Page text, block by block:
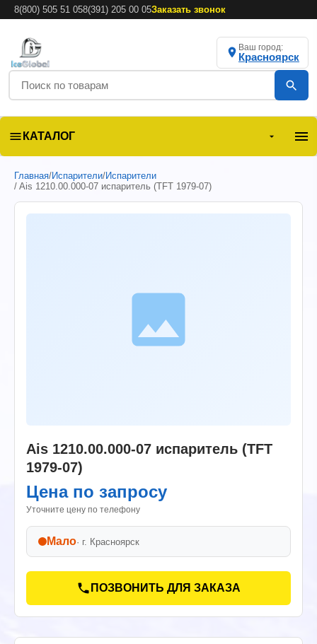
8(800) 505 51 058(391) 205 00 05Заказать звонок
Ваш город:
Красноярск
КАТАЛОГ
Главная/Испарители/Испарители
/ Ais 1210.00.000-07 испаритель (TFT 1979-07)
Ais 1210.00.000-07 испаритель (TFT
1979-07)
Цена по запросу
Уточните цену по телефону
Мало· г. Красноярск
ПОЗВОНИТЬ ДЛЯ ЗАКАЗА